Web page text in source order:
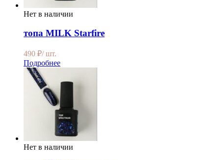
Нет в наличии
топа MILK Starfire
490 ₽/ шт.
Подробнее
Нет в наличии